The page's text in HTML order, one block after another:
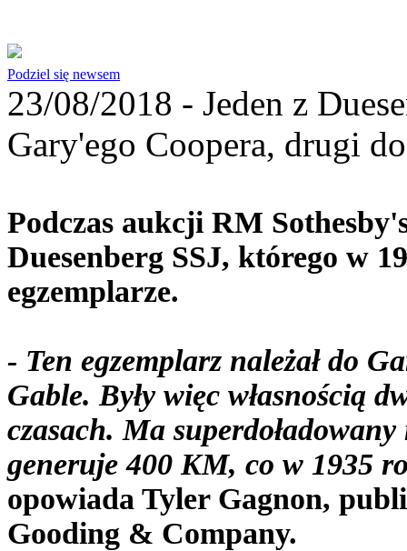
Podziel się newsem
23/08/2018 - Jeden z
Gary'ego Coopera, drugi
Podczas aukcji RM
Duesenberg SSJ, którego w
egzemplarze.
- Ten egzemplarz należał do
Gable. Były więc własnością
czasach. Ma
generuje 400 KM, co w 1935
opowiada Tyler Gagnon,
Gooding & Company.